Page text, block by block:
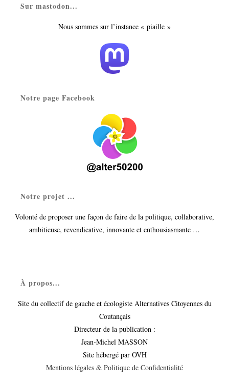
Sur mastodon...
Nous sommes sur l’instance « piaille »
Notre page Facebook
Notre projet ...
Volonté de proposer une façon de faire de la politique, collaborative,
ambitieuse, revendicative, innovante et enthousiasmante …
À propos...
Site du collectif de gauche et écologiste Alternatives Citoyennes du
Coutançais
Directeur de la publication :
Jean-Michel MASSON
Site hébergé par OVH
Mentions légales & Politique de Confidentialité